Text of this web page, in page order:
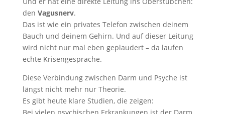
den Vagusnerv.
Das ist wie ein privates Telefon zwischen deinem
Bauch und deinem Gehirn. Und auf dieser Leitung
wird nicht nur mal eben geplaudert – da laufen
echte Krisengespräche.
Diese Verbindung zwischen Darm und Psyche ist
längst nicht mehr nur Theorie.
Es gibt heute klare Studien, die zeigen: